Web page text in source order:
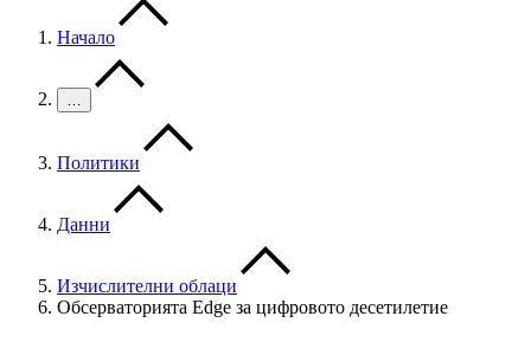
Начало
…
Политики
Данни
Изчислителни облаци
Обсерваторията Edge за цифровото десетилетие